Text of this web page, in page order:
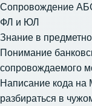
Сопровождение
ФЛ и ЮЛ
Знание в
Понимание
сопровождаемого
Написание кода
разбираться в